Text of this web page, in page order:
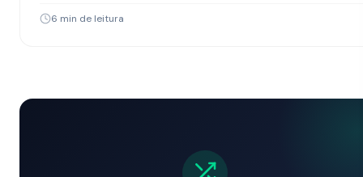
precisam…
6 min de leitura